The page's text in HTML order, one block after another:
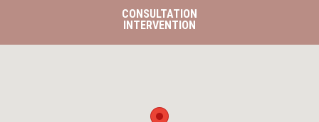
CONSULTATION
INTERVENTION